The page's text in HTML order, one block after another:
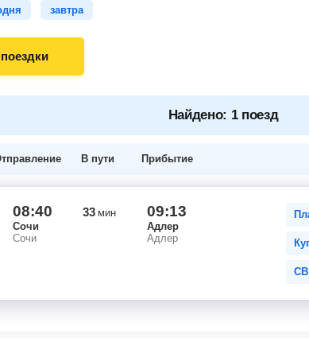
завтра
Найдено: 1 поезд
В пути Прибытие
08:40 33мин
Сочи
Сочи
09:13
Адлер
Адлер
СВ